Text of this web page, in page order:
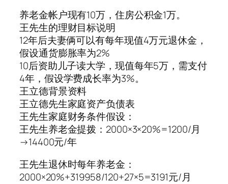
养老金帐户现有10万，住房公积金1万。
王先生的理财目标说明
12年后夫妻俩可以有每年现值4万元退休金，
假设通货膨胀率为2%
10后资助儿子读大学，现值每年5万，需支付
4年，假设学费成长率为3%。
王立德背景资料
王立德先生家庭资产负债表
王先生家庭财务条件假设：
王先生养老金提拨：2000×3×20%=1200/月
→14400元/年
王先生退休时每年养老金：
2000×20%+319958/120+27×5=3191元/月